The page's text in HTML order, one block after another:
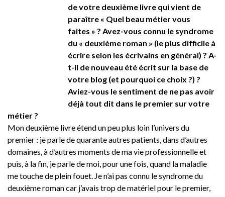
de votre deuxième livre qui vient de
paraître « Quel beau métier vous
faites » ? Avez-vous connu le syndrome
du « deuxième roman » (le plus difficile à
écrire selon les écrivains en général) ? A-
t-il de nouveau été écrit sur la base de
votre blog (et pourquoi ce choix ?) ?
Aviez-vous le sentiment de ne pas avoir
déjà tout dit dans le premier sur votre
métier ?
Mon deuxième livre étend un peu plus loin l’univers du
premier : je parle de quarante autres patients, dans d’autres
domaines, à d’autres moments de ma vie professionnelle et
puis, à la fin, je parle de moi, pour une fois, quand la maladie
me touche de plein fouet. Je n’ai pas connu le syndrome du
deuxième roman car j’avais trop de matériel pour le premier,